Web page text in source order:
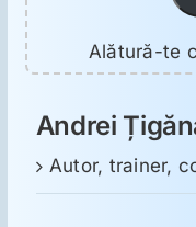
Alătură-te
Andrei
Autor, trainer,